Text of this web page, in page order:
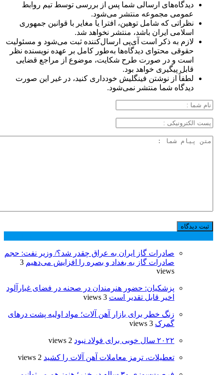
دیدگاه‌های ارسالی شما پس از بررسی توسط تیم روابط
عمومی مجموعه منتشر می‌شود.
نظراتی که شامل توهین، افترا یا مغایر با قوانین جمهوری
اسلامی ایران باشد، منتشر نخواهد شد.
لازم به ذکر است آی‌پی ارسال‌کننده ثبت می‌شود و مسئولیت
حقوقی محتوای دیدگاه‌ها به‌طور کامل بر عهده نویسنده نظر
است و در صورت طرح شکایت، موضوع از مراجع قضایی
قابل پیگیری خواهد بود.
لطفاً از نوشتن فینگلیش خودداری کنید، در غیر این صورت
دیدگاه شما منتشر نمی‌شود.
صادرات گاز ایران به عراق چقدر شد؟/ وزیر نفت: حجم
صادرات گاز به بغداد و بصره را افزایش می‌دهیم 3
views
پزشکیان: حضور هنرمندان در صحنه در فضای غبارآلود
اخیر قابل تقدیر است 3 views
زنگ خطر برای بازار آهن آلات؛ مواد اولیه پشت درهای
گمرک 3 views
۲۰۲۲ سال خوبی برای فولاد نبود 2 views
تعطیلات، ترمز معاملات آهن ‌آلات را کشید 2 views